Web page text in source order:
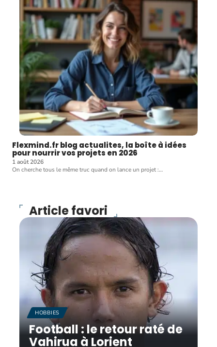
Flexmind.fr blog actualites, la boîte à idées
pour nourrir vos projets en 2026
1 août 2026
On cherche tous le même truc quand on lance un projet :…
Article favori
HOBBIES
Football : le retour raté de
Vahirua à Lorient